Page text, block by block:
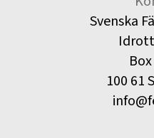
Svenska
100 61